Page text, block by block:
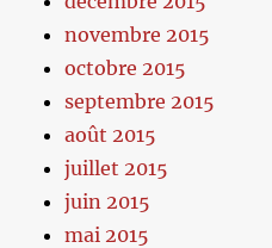
novembre 2015
octobre 2015
septembre 2015
août 2015
juillet 2015
juin 2015
mai 2015